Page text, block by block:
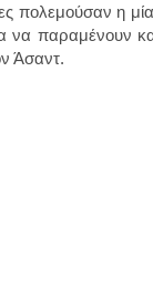
πολεμούσαν η
να παραμένουν
Άσαντ.